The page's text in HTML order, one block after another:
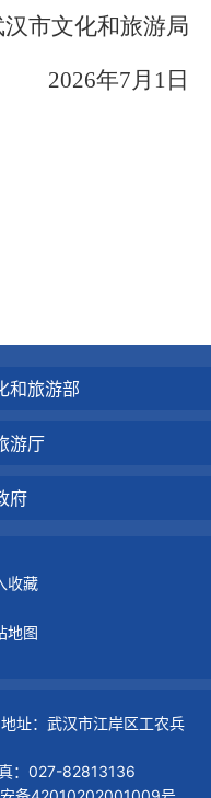
汉市文化和旅游局
2026年7月1日
和旅游部
游厅
府
收藏
地图
址：武汉市江岸区工农兵
027-82813136